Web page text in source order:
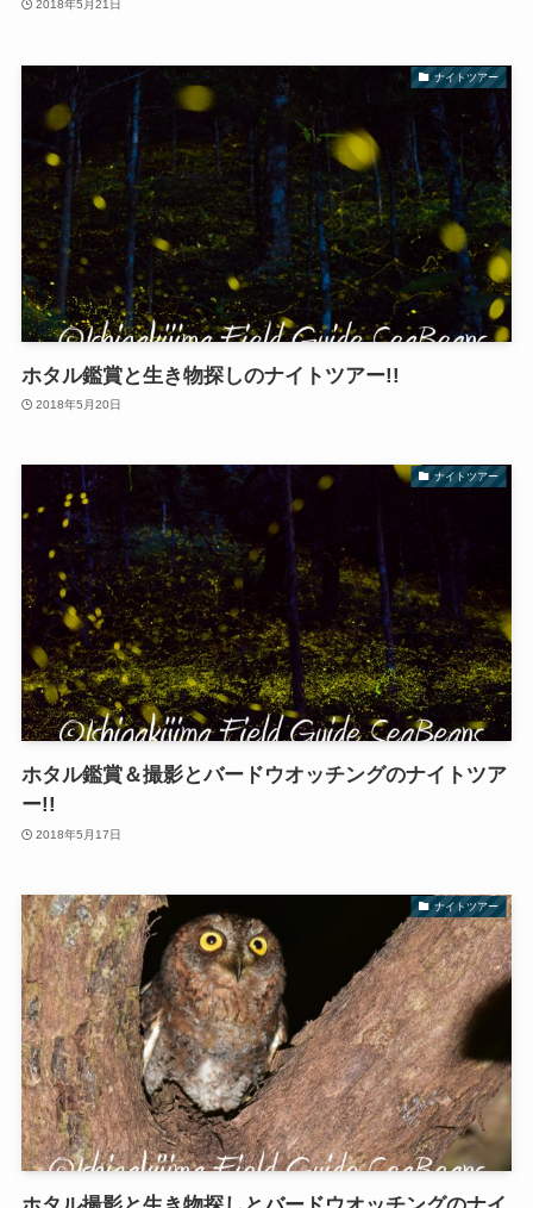
2018年5月21日
ナイトツアー
ホタル鑑賞と生き物探しのナイトツアー!!
2018年5月20日
ナイトツアー
ホタル鑑賞＆撮影とバードウオッチングのナイトツア
ー!!
2018年5月17日
ナイトツアー